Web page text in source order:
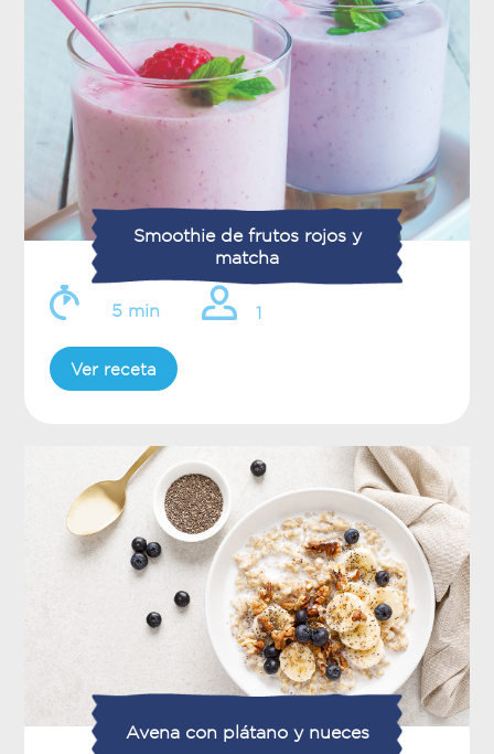
Smoothie de frutos rojos y
matcha
Ver receta
5 min 1
Avena con plátano y nueces